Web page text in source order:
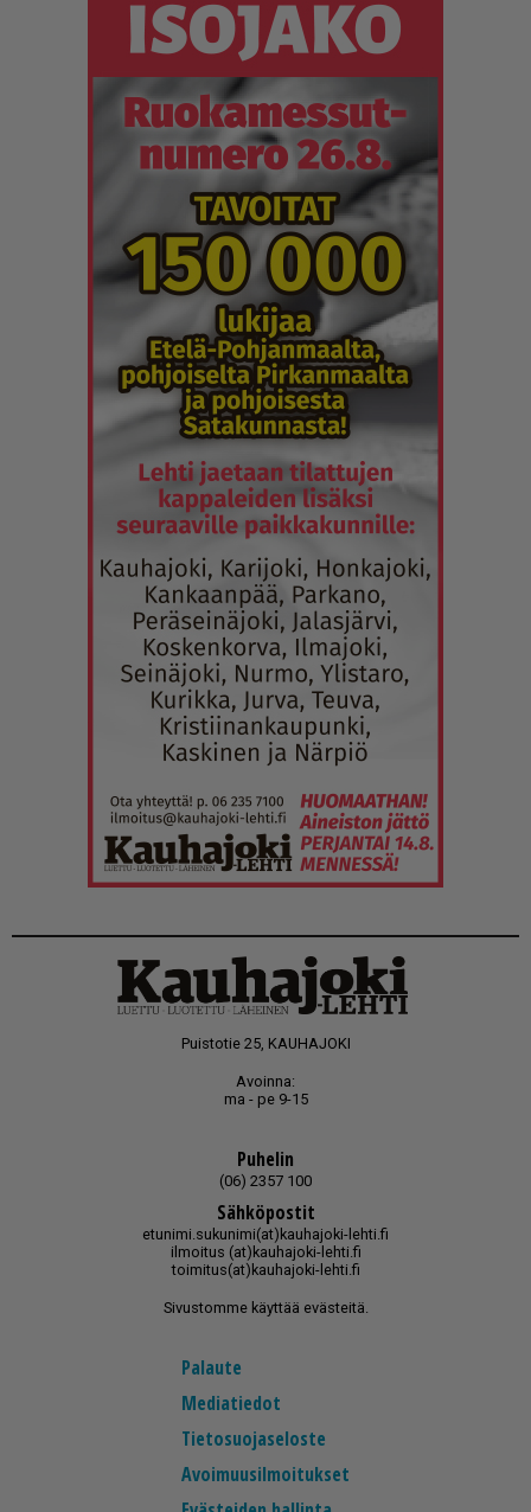
Puistotie 25, KAUHAJOKI
Avoinna:
ma - pe 9-15
Puhelin
(06) 2357 100
Sähköpostit
etunimi.sukunimi(at)kauhajoki-lehti.fi
ilmoitus (at)kauhajoki-lehti.fi
toimitus(at)kauhajoki-lehti.fi
Sivustomme käyttää evästeitä.
Palaute
Mediatiedot
Tietosuojaseloste
Avoimuusilmoitukset